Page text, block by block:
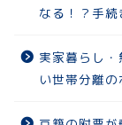
なる！？手
実家暮らし
い世帯分離の